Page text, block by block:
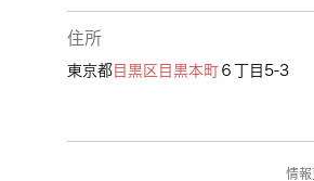
住所
東京都 目黒区 目黒本町 ６丁目5-3
情